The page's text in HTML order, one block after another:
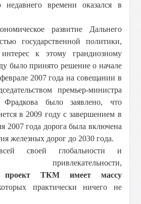
недавнего времени оказался в
развитие Дальнего
государственной политики,
к этому грандиозному
было принято решение о начале
2007 года на совещании в
премьер-министра
было заявлено, что
в 2009 году с завершением в
2007 года дорога была включена
железных дорог до 2030 года.
своей глобальности и
привлекательности,
проект ТКМ имеет массу
практически ничего не